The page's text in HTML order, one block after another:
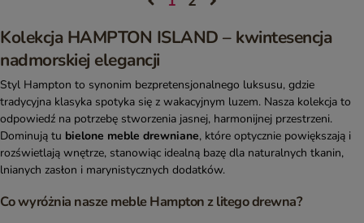
Kolekcja HAMPTON ISLAND – kwintesencja
nadmorskiej elegancji
Styl Hampton to synonim bezpretensjonalnego luksusu, gdzie
tradycyjna klasyka spotyka się z wakacyjnym luzem. Nasza kolekcja to
odpowiedź na potrzebę stworzenia jasnej, harmonijnej przestrzeni.
Dominują tu bielone meble drewniane, które optycznie powiększają i
rozświetlają wnętrze, stanowiąc idealną bazę dla naturalnych tkanin,
lnianych zasłon i marynistycznych dodatków.
Co wyróżnia nasze meble Hampton z litego drewna?